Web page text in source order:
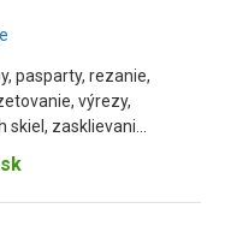
pasparty, rezanie,
výrezy,
zasklievani...